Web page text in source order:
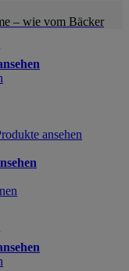
– wie vom Bäcker
ansehen